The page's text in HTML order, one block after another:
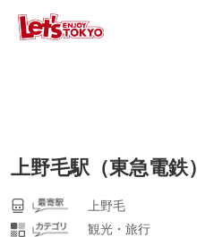
上野毛駅（東急電鉄）
上野毛
観光・旅行